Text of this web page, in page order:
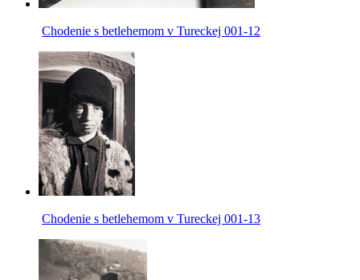
Chodenie s betlehemom v Tureckej 001-12
Chodenie s betlehemom v Tureckej 001-13